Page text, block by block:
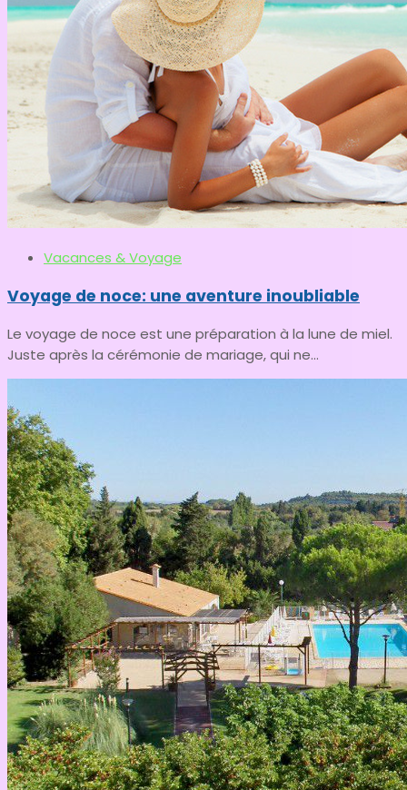
Vacances & Voyage
Voyage de noce: une aventure inoubliable
Le voyage de noce est une préparation à la lune de miel.
Juste après la cérémonie de mariage, qui ne...